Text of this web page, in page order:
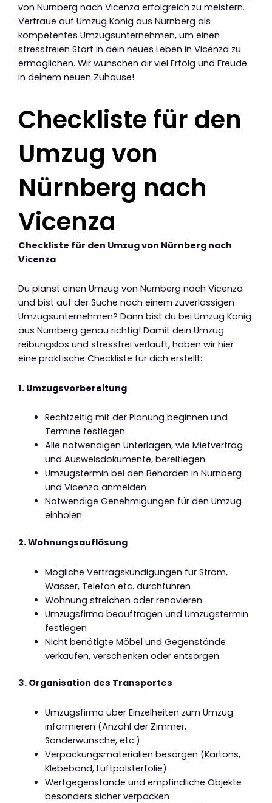
von Nürnberg nach Vicenza erfolgreich zu meistern.
Vertraue auf Umzug König aus Nürnberg als
kompetentes Umzugsunternehmen, um einen
stressfreien Start in dein neues Leben in Vicenza zu
ermöglichen. Wir wünschen dir viel Erfolg und Freude
in deinem neuen Zuhause!
Checkliste für den
Umzug von
Nürnberg nach
Vicenza
Checkliste für den Umzug von Nürnberg nach
Vicenza
Du planst einen Umzug von Nürnberg nach Vicenza
und bist auf der Suche nach einem zuverlässigen
Umzugsunternehmen? Dann bist du bei Umzug König
aus Nürnberg genau richtig! Damit dein Umzug
reibungslos und stressfrei verläuft, haben wir hier
eine praktische Checkliste für dich erstellt:
1. Umzugsvorbereitung
Rechtzeitig mit der Planung beginnen und
Termine festlegen
Alle notwendigen Unterlagen, wie Mietvertrag
und Ausweisdokumente, bereitlegen
Umzugstermin bei den Behörden in Nürnberg
und Vicenza anmelden
Notwendige Genehmigungen für den Umzug
einholen
2. Wohnungsauflösung
Mögliche Vertragskündigungen für Strom,
Wasser, Telefon etc. durchführen
Wohnung streichen oder renovieren
Umzugsfirma beauftragen und Umzugstermin
festlegen
Nicht benötigte Möbel und Gegenstände
verkaufen, verschenken oder entsorgen
3. Organisation des Transportes
Umzugsfirma über Einzelheiten zum Umzug
informieren (Anzahl der Zimmer,
Sonderwünsche, etc.)
Verpackungsmaterialien besorgen (Kartons,
Klebeband, Luftpolsterfolie)
Wertgegenstände und empfindliche Objekte
besonders sicher verpacken